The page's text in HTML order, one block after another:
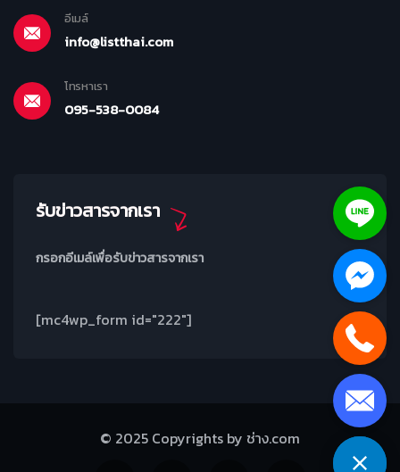
อีเมล์
info@listthai.com
โทรหาเรา
095-538-0084
รับข่าวสารจากเรา
กรอกอีเมล์เพื่อรับข่าวสารจากเรา
[mc4wp_form id="222"]
© 2025 Copyrights by ช่าง.com